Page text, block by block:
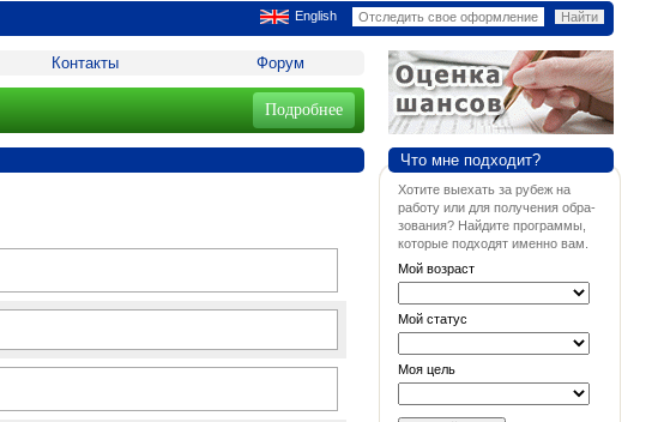
English
Контакты Форум
Подробнее
Что мне подходит?
Хотите выехать за рубеж на
работу или для получения обра-
зования? Найдите программы,
которые подходят именно вам.
Мой возраст
Мой статус
Моя цель